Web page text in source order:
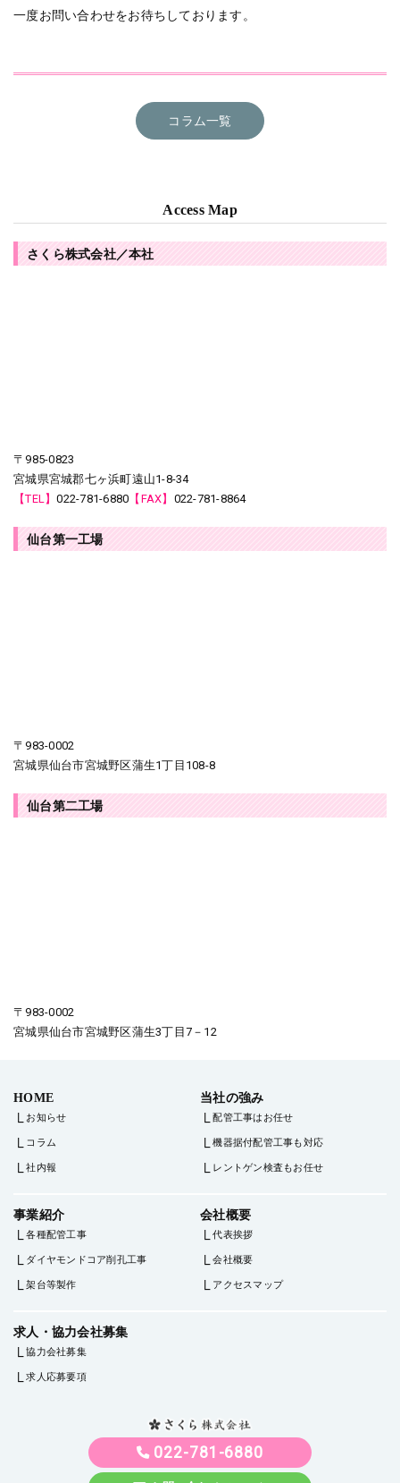
一度お問い合わせをお待ちしております。
コラム一覧
Access Map
さくら株式会社／本社
〒985-0823
宮城県宮城郡七ヶ浜町遠山1-8-34
【TEL】022-781-6880 【FAX】 022-781-8864
仙台第一工場
〒983-0002
宮城県仙台市宮城野区蒲生1丁目108-8
仙台第二工場
〒983-0002
宮城県仙台市宮城野区蒲生3丁目7－12
HOME
お知らせ
コラム
社内報
当社の強み
配管工事はお任せ
機器据付配管工事も対応
レントゲン検査もお任せ
事業紹介
各種配管工事
ダイヤモンドコア削孔工事
架台等製作
会社概要
代表挨拶
会社概要
アクセスマップ
求人・協力会社募集
協力会社募集
求人応募要項
022-781-6880